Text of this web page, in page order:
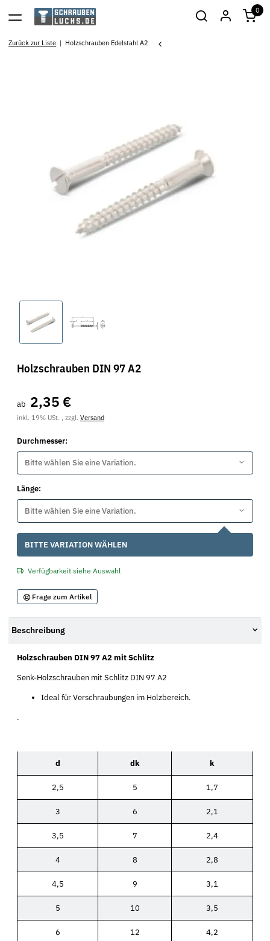
0
Zurück zur Liste Holzschrauben Edelstahl A2
Holzschrauben DIN 97 A2
ab 2,35 €
inkl. 19% USt. , zzgl. Versand
Durchmesser:
Bitte wählen Sie eine Variation.
Länge:
Bitte wählen Sie eine Variation.
x
BITTE VARIATION WÄHLEN
Verfügbarkeit siehe Auswahl
Frage zum Artikel
Beschreibung
Holzschrauben DIN 97 A2 mit Schlitz
Senk-Holzschrauben mit Schlitz DIN 97 A2
Ideal für Verschraubungen im Holzbereich.
.
d dk k
2,5 5 1,7
3 6 2,1
3,5 7 2,4
4 8 2,8
4,5 9 3,1
5 10 3,5
6 12 4,2